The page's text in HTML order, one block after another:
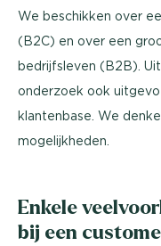
We beschikken over
(B2C) en over een
bedrijfsleven (B2B).
onderzoek ook
klantenbase. We
mogelijkheden.
Enkele
bij een